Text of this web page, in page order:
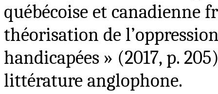
québécoise et canadienne
théorisation de
handicapées » (2017, p.
littérature anglophone.